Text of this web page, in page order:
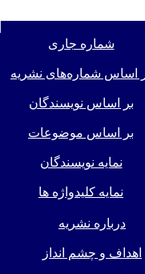
شماره جاری
اساس شماره‌های نشریه
بر اساس نویسندگان
بر اساس موضوعات
نمایه نویسندگان
نمایه کلیدواژه ها
درباره نشریه
اهداف و چشم انداز